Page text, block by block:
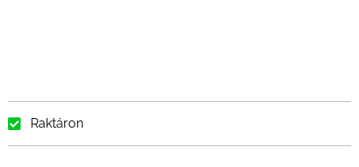
Raktáron